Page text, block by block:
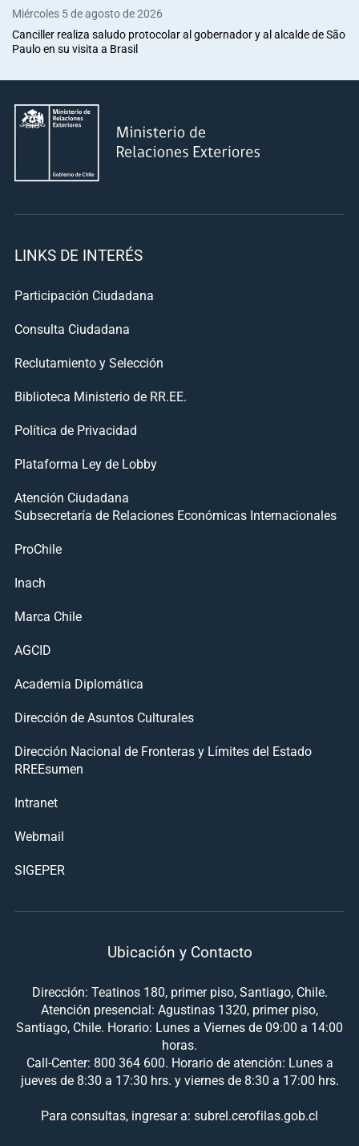
Miércoles 5 de agosto de 2026
Canciller realiza saludo protocolar al gobernador y al alcalde de São
Paulo en su visita a Brasil
LINKS DE INTERÉS
Participación Ciudadana
Consulta Ciudadana
Reclutamiento y Selección
Biblioteca Ministerio de RR.EE.
Política de Privacidad
Plataforma Ley de Lobby
Atención Ciudadana
Subsecretaría de Relaciones Económicas Internacionales
ProChile
Inach
Marca Chile
AGCID
Academia Diplomática
Dirección de Asuntos Culturales
Dirección Nacional de Fronteras y Límites del Estado
RREEsumen
Intranet
Webmail
SIGEPER
Ubicación y Contacto
Dirección: Teatinos 180, primer piso, Santiago, Chile.
Atención presencial: Agustinas 1320, primer piso,
Santiago, Chile. Horario: Lunes a Viernes de 09:00 a 14:00
horas.
Call-Center: 800 364 600. Horario de atención: Lunes a
jueves de 8:30 a 17:30 hrs. y viernes de 8:30 a 17:00 hrs.
Para consultas, ingresar a: subrel.cerofilas.gob.cl